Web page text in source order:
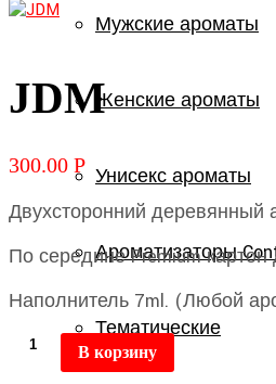
Мужские ароматы
Женские ароматы
Унисекс ароматы
Ароматизаторы
Тематические
JDM
300.00 Р
Двухсторонний деревянный
По середине Premium
Наполнитель 7ml. (Любой
В корзину